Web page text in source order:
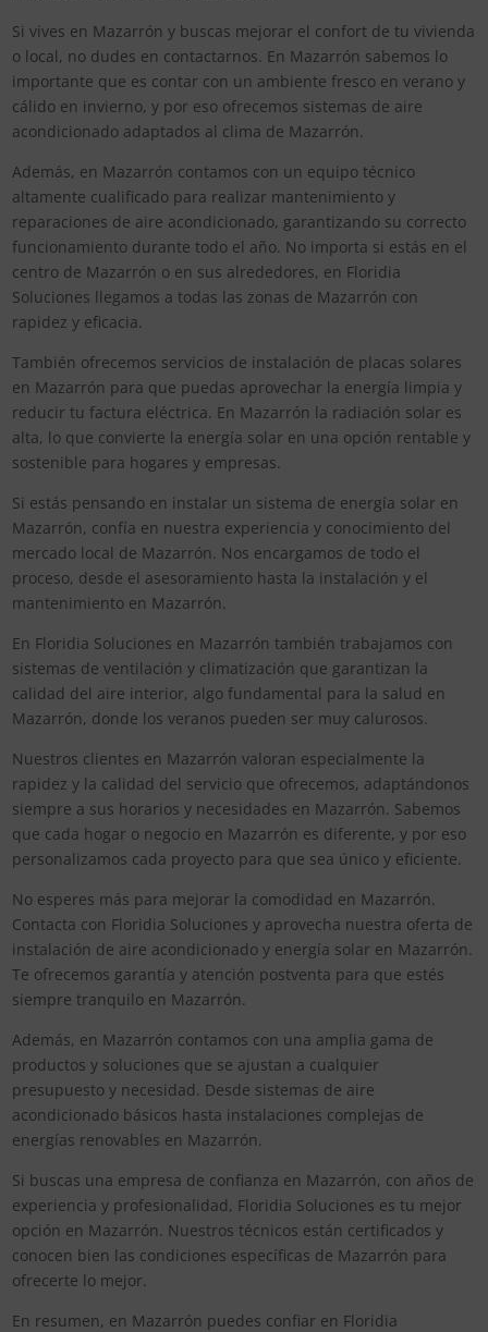
Si vives en Mazarrón y buscas mejorar el confort de tu vivienda
o local, no dudes en contactarnos. En Mazarrón sabemos lo
importante que es contar con un ambiente fresco en verano y
cálido en invierno, y por eso ofrecemos sistemas de aire
acondicionado adaptados al clima de Mazarrón.
Además, en Mazarrón contamos con un equipo técnico
altamente cualificado para realizar mantenimiento y
reparaciones de aire acondicionado, garantizando su correcto
funcionamiento durante todo el año. No importa si estás en el
centro de Mazarrón o en sus alrededores, en Floridia
Soluciones llegamos a todas las zonas de Mazarrón con
rapidez y eficacia.
También ofrecemos servicios de instalación de placas solares
en Mazarrón para que puedas aprovechar la energía limpia y
reducir tu factura eléctrica. En Mazarrón la radiación solar es
alta, lo que convierte la energía solar en una opción rentable y
sostenible para hogares y empresas.
Si estás pensando en instalar un sistema de energía solar en
Mazarrón, confía en nuestra experiencia y conocimiento del
mercado local de Mazarrón. Nos encargamos de todo el
proceso, desde el asesoramiento hasta la instalación y el
mantenimiento en Mazarrón.
En Floridia Soluciones en Mazarrón también trabajamos con
sistemas de ventilación y climatización que garantizan la
calidad del aire interior, algo fundamental para la salud en
Mazarrón, donde los veranos pueden ser muy calurosos.
Nuestros clientes en Mazarrón valoran especialmente la
rapidez y la calidad del servicio que ofrecemos, adaptándonos
siempre a sus horarios y necesidades en Mazarrón. Sabemos
que cada hogar o negocio en Mazarrón es diferente, y por eso
personalizamos cada proyecto para que sea único y eficiente.
No esperes más para mejorar la comodidad en Mazarrón.
Contacta con Floridia Soluciones y aprovecha nuestra oferta de
instalación de aire acondicionado y energía solar en Mazarrón.
Te ofrecemos garantía y atención postventa para que estés
siempre tranquilo en Mazarrón.
Además, en Mazarrón contamos con una amplia gama de
productos y soluciones que se ajustan a cualquier
presupuesto y necesidad. Desde sistemas de aire
acondicionado básicos hasta instalaciones complejas de
energías renovables en Mazarrón.
Si buscas una empresa de confianza en Mazarrón, con años de
experiencia y profesionalidad, Floridia Soluciones es tu mejor
opción en Mazarrón. Nuestros técnicos están certificados y
conocen bien las condiciones específicas de Mazarrón para
ofrecerte lo mejor.
En resumen, en Mazarrón puedes confiar en Floridia